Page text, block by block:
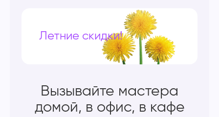
Летние скидки!
Вызывайте мастера
домой, в офис, в кафе